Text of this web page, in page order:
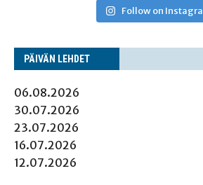
Follow on
PÄI­VÄN LEHDET
06.08.2026
30.07.2026
23.07.2026
16.07.2026
12.07.2026